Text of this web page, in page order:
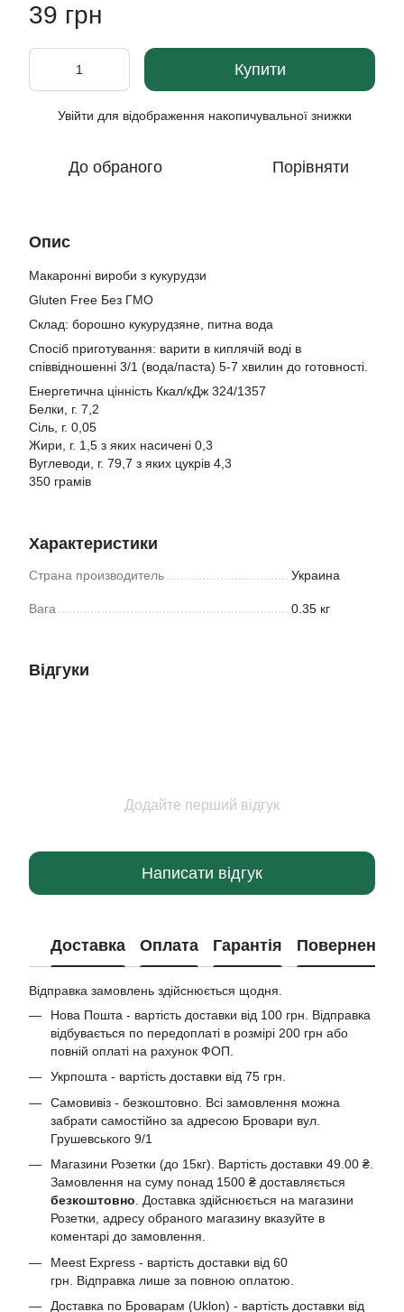
39 грн
Купити
Увійти для відображення накопичувальної знижки
До обраного Порівняти
Опис
Макаронні вироби з кукурудзи
Gluten Free Без ГМО
Склад: борошно кукурудзяне, питна вода
Спосіб приготування: варити в киплячій воді в
співвідношенні 3/1 (вода/паста) 5-7 хвилин до готовності.
Енергетична цінність Ккал/кДж 324/1357
Белки, г. 7,2
Сіль, г. 0,05
Жири, г. 1,5 з яких насичені 0,3
Вуглеводи, г. 79,7 з яких цукрів 4,3
350 грамів
Характеристики
Страна производитель Украина
Вага 0.35 кг
Відгуки
Додайте перший відгук
Написати відгук
Доставка Оплата Гарантія Повернення
Відправка замовлень здійснюється щодня.
Нова Пошта - вартість доставки від 100 грн. Відправка
відбувається по передоплаті в розмірі 200 грн або
повній оплаті на рахунок ФОП.
Укрпошта - вартість доставки від 75 грн.
Самовивіз - безкоштовно. Всі замовлення можна
забрати самостійно за адресою Бровари вул.
Грушевського 9/1
Магазини Розетки (до 15кг). Вартість доставки 49.00 ₴.
Замовлення на суму понад 1500 ₴ доставляється
безкоштовно . Доставка здійснюється на магазини
Розетки, адресу обраного магазину вказуйте в
коментарі до замовлення.
Meest Express - вартість доставки від 60
грн. Відправка лише за повною оплатою.
Доставка по Броварам (Uklon) - вартість доставки від